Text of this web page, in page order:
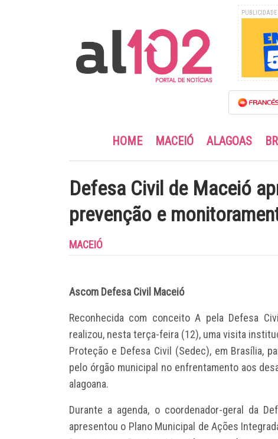
PUBLICIDADE
HOME MACEIÓ ALAGOAS
Defesa Civil de Maceió
prevenção e
MACEIÓ
Ascom Defesa Civil Maceió
Reconhecida com conceito A pela Defesa
realizou, nesta terça-feira (12), uma visita
Proteção e Defesa Civil (Sedec), em Brasília,
pelo órgão municipal no enfrentamento aos
alagoana.
Durante a agenda, o coordenador-geral da
apresentou o Plano Municipal de Ações